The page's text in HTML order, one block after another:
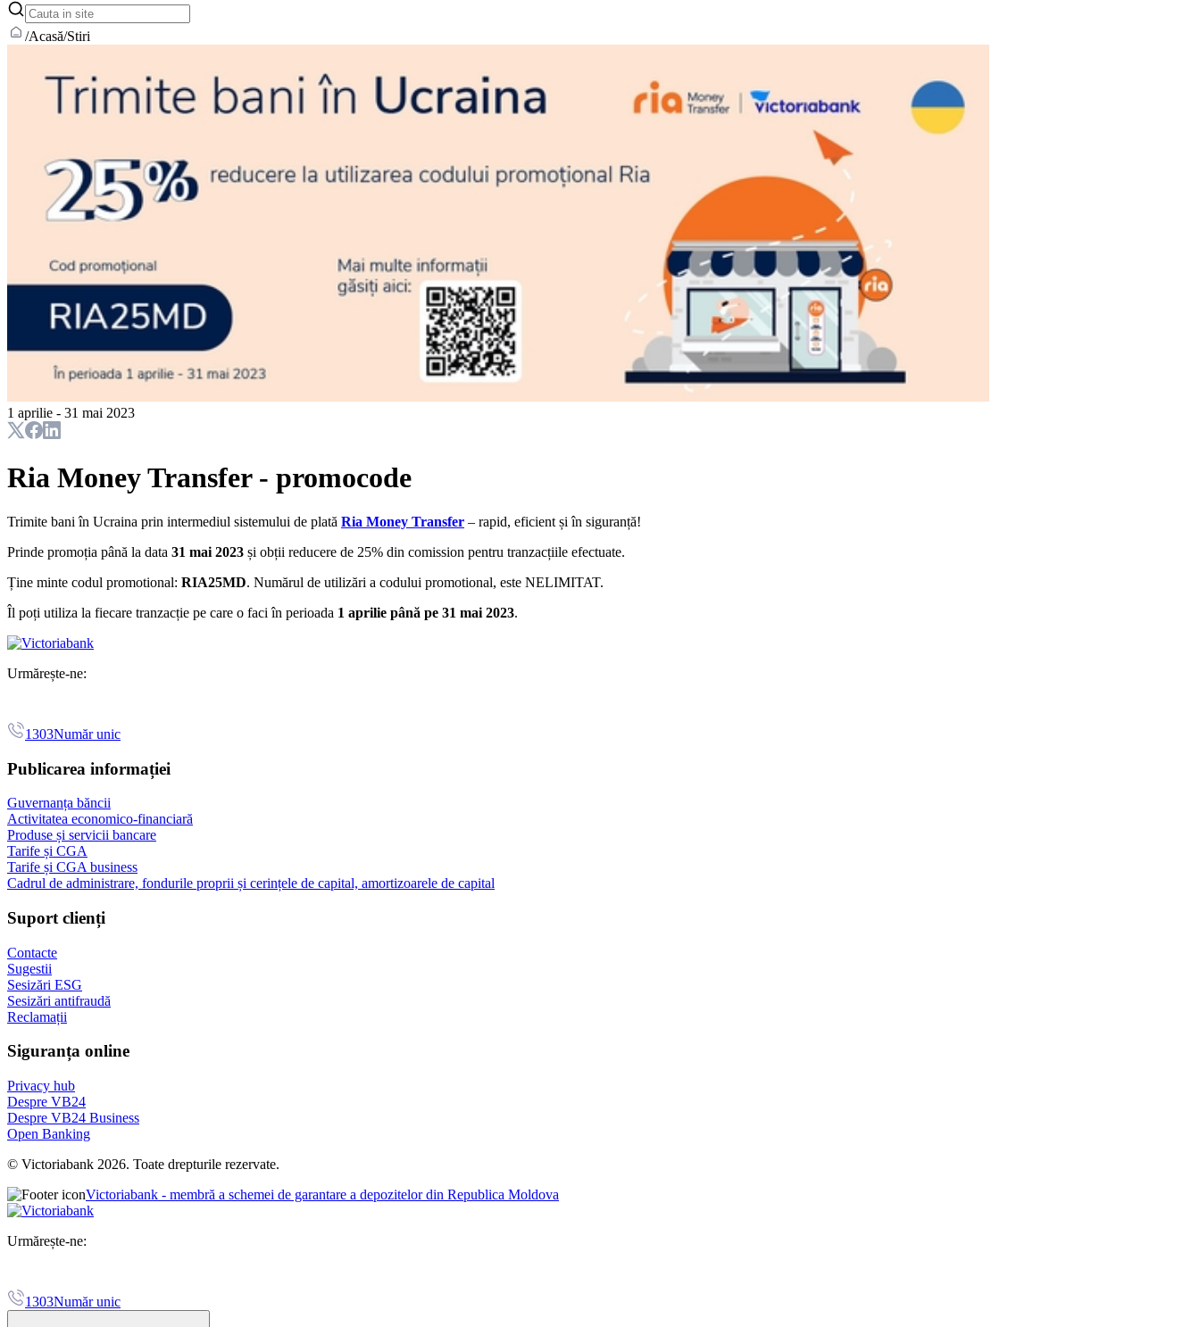
/Acasă/Stiri
1 aprilie - 31 mai 2023
Ria Money Transfer - promocode
Trimite bani în Ucraina prin intermediul sistemului de plată Ria Money Transfer – rapid, eficient și în siguranță!
Prinde promoția până la data 31 mai 2023 și obții reducere de 25% din comission pentru tranzacțiile efectuate.
Ține minte codul promotional: RIA25MD. Numărul de utilizări a codului promotional, este NELIMITAT.
Îl poți utiliza la fiecare tranzacție pe care o faci în perioada 1 aprilie până pe 31 mai 2023.
Urmărește-ne:
1303Număr unic
Publicarea informației
Guvernanța băncii
Activitatea economico-financiară
Produse și servicii bancare
Tarife și CGA
Tarife și CGA business
Cadrul de administrare, fondurile proprii și cerințele de capital, amortizoarele de capital
Suport clienți
Contacte
Sugestii
Sesizări ESG
Sesizări antifraudă
Reclamații
Siguranța online
Privacy hub
Despre VB24
Despre VB24 Business
Open Banking
© Victoriabank 2026. Toate drepturile rezervate.
Victoriabank - membră a schemei de garantare a depozitelor din Republica Moldova
Urmărește-ne:
1303Număr unic